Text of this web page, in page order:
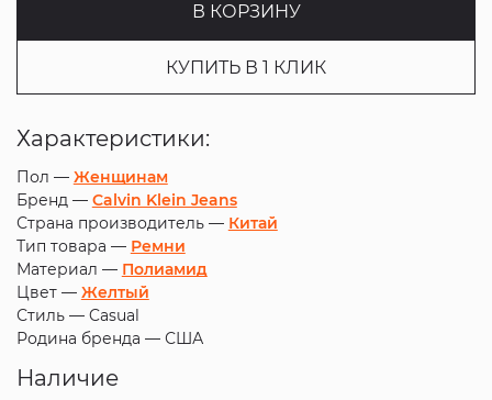
В КОРЗИНУ
КУПИТЬ В 1 КЛИК
Характеристики:
Пол — Женщинам
Бренд — Calvin Klein Jeans
Страна производитель — Китай
Тип товара — Ремни
Материал — Полиамид
Цвет — Желтый
Стиль — Casual
Родина бренда — США
Наличие